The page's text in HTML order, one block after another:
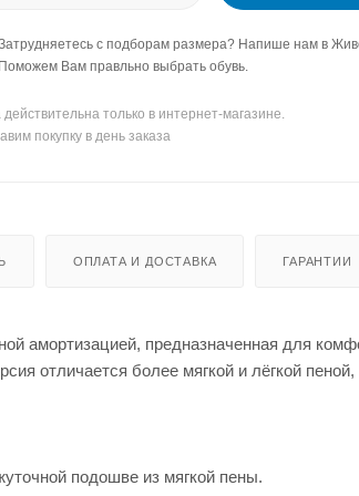
с подборам размера? Напише нам в
Поможем Вам правльно выбрать обувь.
действительна только в интернет-магазине.
покупку в день заказа
ОПЛАТА И ДОСТАВКА ГАРАНТИИ
амортизацией, предназначенная для
отличается более мягкой и лёгкой пеной,
подошве из мягкой пены.